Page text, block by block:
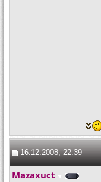
16.12.2008, 22:39
Mazaxuct